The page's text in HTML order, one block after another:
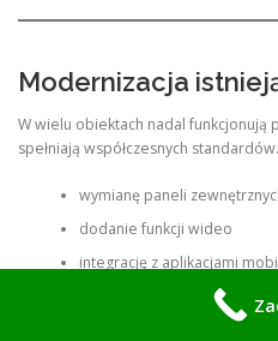
Modernizacja
W wielu obiektach nadal funkcjonują
spełniają współczesnych
wymianę paneli
dodanie funkcji wideo
integrację z aplikacjami
modernizację okablowania